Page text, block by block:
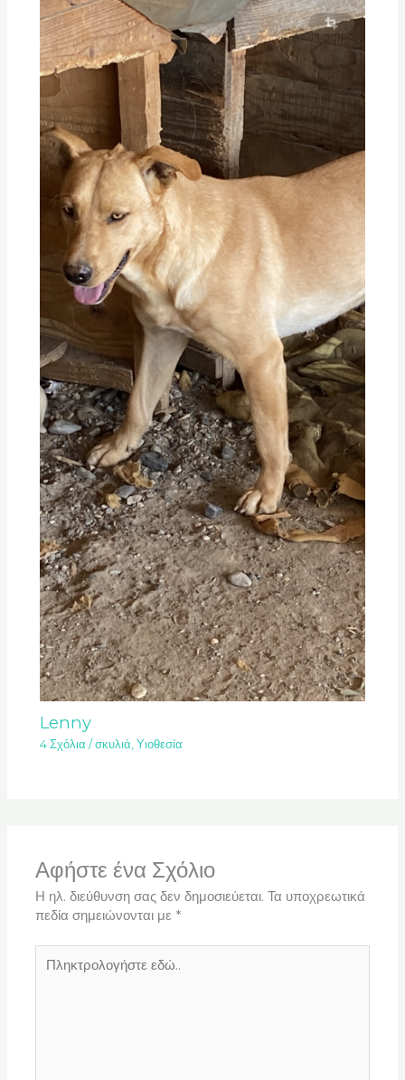
Lenny
4 Σχόλια /σκυλιά,Υιοθεσία
Αφήστε ένα Σχόλιο
Η ηλ. διεύθυνση σας δεν δημοσιεύεται. Τα υποχρεωτικά
πεδία σημειώνονται με *
εδώ..